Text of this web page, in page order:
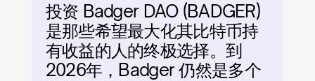
投资 Badger DAO (BADGER)
是那些希望最大化其比特币持
有收益的人的终极选择。到
2026年，Badger 仍然是多个